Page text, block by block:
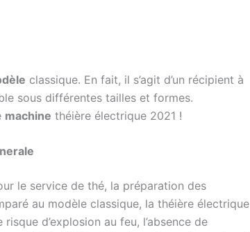
classique. En fait, il s’agit d’un récipient à
sous différentes tailles et formes.
machine théière électrique 2021 !
le service de thé, la préparation des
au modèle classique, la théière électrique
risque d’explosion au feu, l’absence de